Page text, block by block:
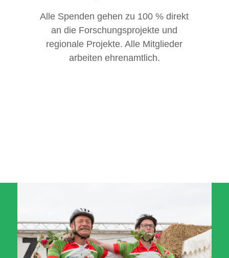
Alle Spenden gehen zu 100 % direkt
an die Forschungsprojekte und
regionale Projekte. Alle Mitglieder
arbeiten ehrenamtlich.